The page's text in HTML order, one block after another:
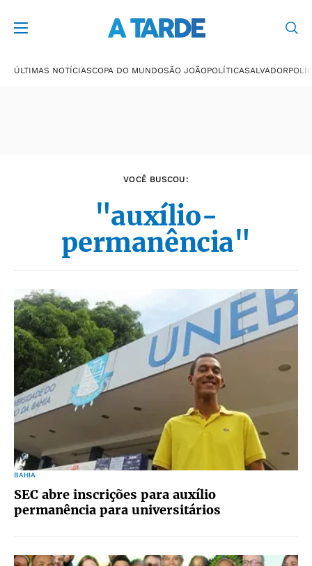
ÚLTIMAS NOTÍCIASCOPA DO MUNDOSÃO JOÃOPOLÍTICASALVADOR
VOCÊ BUSCOU:
"auxílio-
permanência"
BAHIA
SEC abre inscrições para auxílio
permanência para universitários